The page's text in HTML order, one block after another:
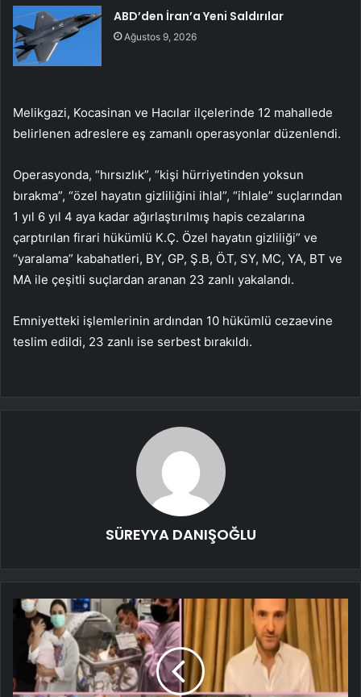
ABD’den İran’a Yeni Saldırılar
Ağustos 9, 2026
Melikgazi, Kocasinan ve Hacılar ilçelerinde 12 mahallede
belirlenen adreslere eş zamanlı operasyonlar düzenlendi.
Operasyonda, “hırsızlık”, “kişi hürriyetinden yoksun
bırakma”, “özel hayatın gizliliğini ihlal”, “ihlale” suçlarından
1 yıl 6 yıl 4 aya kadar ağırlaştırılmış hapis cezalarına
çarptırılan firari hükümlü K.Ç. Özel hayatın gizliliği” ve
“yaralama” kabahatleri, BY, GP, Ş.B, Ö.T, SY, MC, YA, BT ve
MA ile çeşitli suçlardan aranan 23 zanlı yakalandı.
Emniyetteki işlemlerinin ardından 10 hükümlü cezaevine
teslim edildi, 23 zanlı ise serbest bırakıldı.
SÜREYYA DANIŞOĞLU